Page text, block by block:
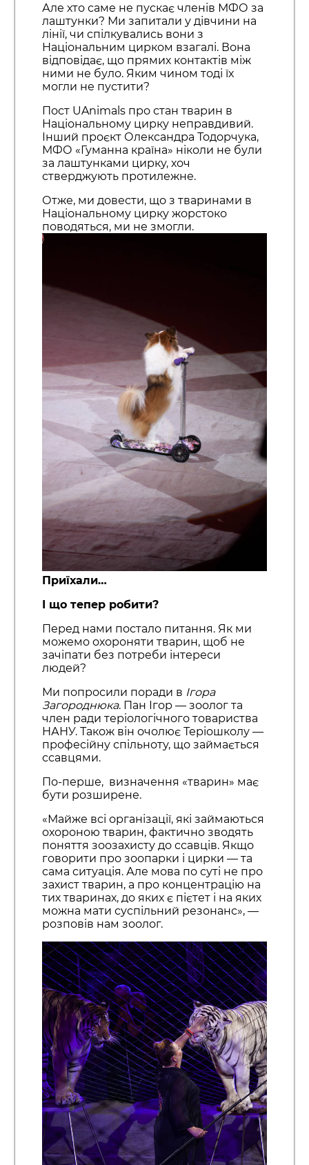
Але хто саме не пускає членів МФО за
лаштунки? Ми запитали у дівчини на
лінії, чи спілкувались вони з
Національним цирком взагалі. Вона
відповідає, що прямих контактів між
ними не було. Яким чином тоді їх
могли не пустити?
Пост UAnimals про стан тварин в
Національному цирку неправдивий.
Інший проєкт Олександра Тодорчука,
МФО «Гуманна країна» ніколи не були
за лаштунками цирку, хоч
стверджують протилежне.
Отже, ми довести, що з тваринами в
Національному цирку жорстоко
поводяться, ми не змогли.
Приїхали…
І що тепер робити?
Перед нами постало питання. Як ми
можемо охороняти тварин, щоб не
зачіпати без потреби інтереси
людей?
Ми попросили поради в Ігора
Загороднюка. Пан Ігор — зоолог та
член ради теріологічного товариства
НАНУ. Також він очолює Теріошколу —
професійну спільноту, що займається
ссавцями.
По-перше, визначення «тварин» має
бути розширене.
«Майже всі організації, які займаються
охороною тварин, фактично зводять
поняття зоозахисту до ссавців. Якщо
говорити про зоопарки і цирки — та
сама ситуація. Але мова по суті не про
захист тварин, а про концентрацію на
тих тваринах, до яких є пієтет і на яких
можна мати суспільний резонанс», —
розповів нам зоолог.